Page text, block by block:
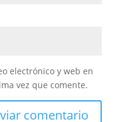
electrónico y web en
vez que comente.